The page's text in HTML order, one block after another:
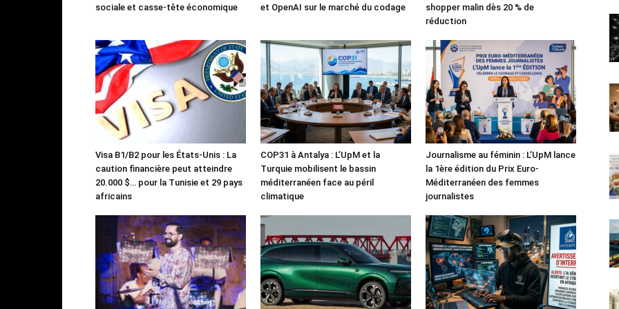
sociale et casse-tête économique et OpenAI sur le marché du codage
shopper malin dès 20 % de
réduction
Visa B1/B2 pour les États-Unis : La
caution financière peut atteindre
20.000 $… pour la Tunisie et 29 pays
africains
COP31 à Antalya : L’UpM et la
Turquie mobilisent le bassin
méditerranéen face au péril
climatique
Journalisme au féminin : L’UpM lance
la 1ère édition du Prix Euro-
Méditerranéen des femmes
journalistes